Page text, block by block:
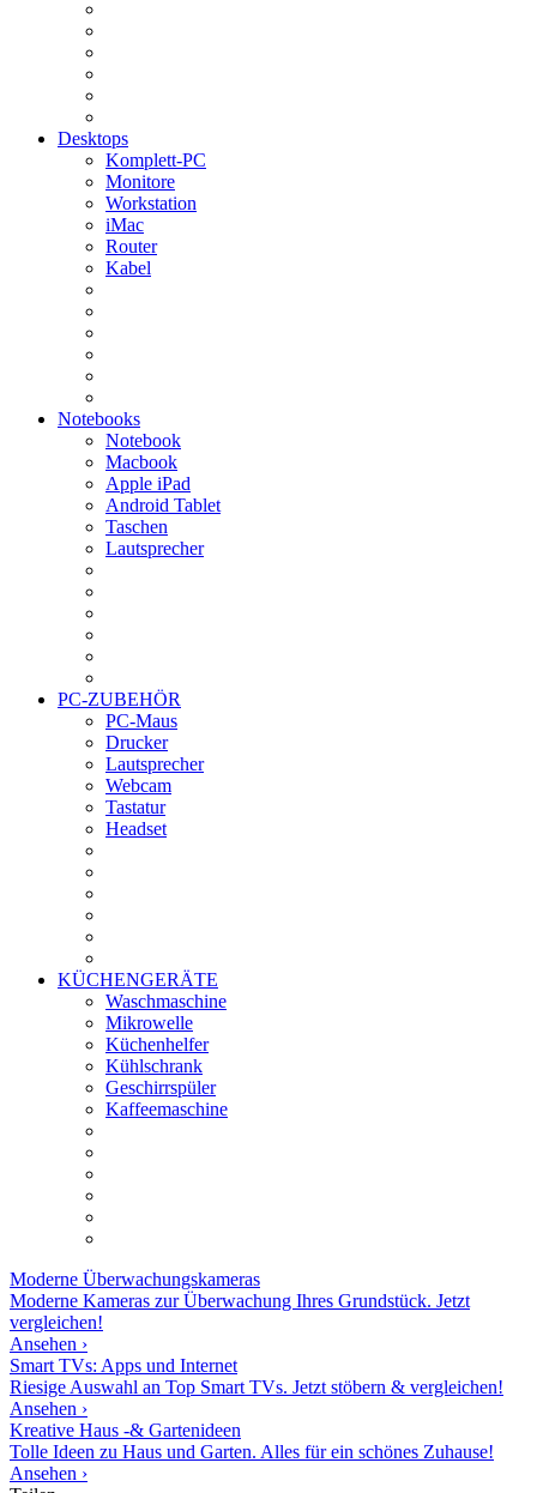
Desktops
Komplett-PC
Monitore
Workstation
iMac
Router
Kabel
Notebooks
Notebook
Macbook
Apple iPad
Android Tablet
Taschen
Lautsprecher
PC-ZUBEHÖR
PC-Maus
Drucker
Lautsprecher
Webcam
Tastatur
Headset
KÜCHENGERÄTE
Waschmaschine
Mikrowelle
Küchenhelfer
Kühlschrank
Geschirrspüler
Kaffeemaschine
Moderne Überwachungskameras
Moderne Kameras zur Überwachung Ihres Grundstück. Jetzt
vergleichen!
Ansehen ›
Smart TVs: Apps und Internet
Riesige Auswahl an Top Smart TVs. Jetzt stöbern & vergleichen!
Ansehen ›
Kreative Haus -& Gartenideen
Tolle Ideen zu Haus und Garten. Alles für ein schönes Zuhause!
Ansehen ›